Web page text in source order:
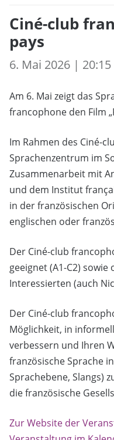
Ciné-club
pays
6. Mai 2026 |
Am 6. Mai zeigt das
francophone den Film
Im Rahmen des Ciné-
Sprachenzentrum im
Zusammenarbeit mit
und dem Institut
in der französischen
englischen oder
Der Ciné-club
geeignet (A1-C2)
Interessierten (auch
Der Ciné-club
Möglichkeit, in
verbessern und Ihren
französische Sprache
Sprachebene, Slangs)
die französische
Zur Website der